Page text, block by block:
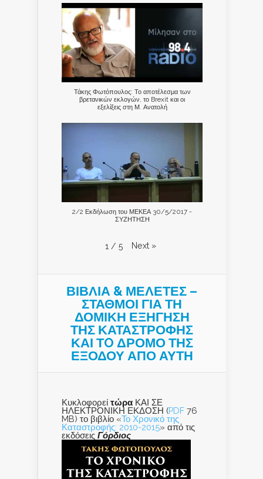
Τάκης Φωτόπουλος: Το αποτέλεσμα των
βρετανικών εκλογών, το Brexit και οι
εξελίξεις στη Μ. Ανατολή
2/2 Εκδήλωση του ΜΕΚΕΑ 30/5/2017 -
ΣΥΖΗΤΗΣΗ
1 / 5 Next »
ΒΙΒΛΙΑ & ΜΕΛΕΤΕΣ –
ΣΤΑΘΜΟΙ ΓΙΑ ΤΗ
ΔΟΜΙΚΗ ΕΞΗΓΗΣΗ
ΤΗΣ ΚΑΤΑΣΤΡΟΦΗΣ
ΚΑΙ ΤO ΔΡΟΜΟ ΤΗΣ
ΕΞΟΔΟΥ ΑΠΟ ΑΥΤΗ
Κυκλοφορεί τώρα ΚΑΙ ΣΕ
ΗΛΕΚΤΡΟΝΙΚΗ ΕΚΔΟΣΗ (PDF 76
MB) το βιβλίο «Το Χρονικό της
Καταστροφής: 2010-2015» από τις
εκδόσεις Γόρδιος